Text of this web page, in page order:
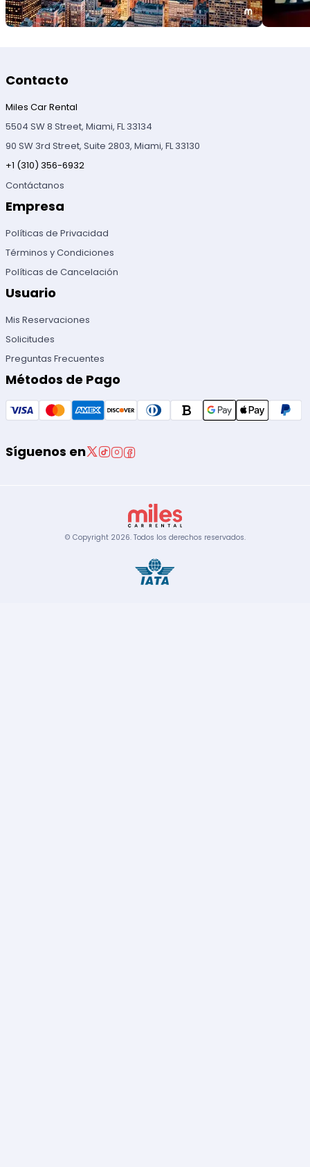
Contacto
Miles Car Rental
5504 SW 8 Street, Miami, FL 33134
90 SW 3rd Street, Suite 2803, Miami, FL 33130
+1 (310) 356-6932
Contáctanos
Empresa
Políticas de Privacidad
Términos y Condiciones
Políticas de Cancelación
Usuario
Mis Reservaciones
Solicitudes
Preguntas Frecuentes
Métodos de Pago
Síguenos en
© Copyright 2026. Todos los derechos reservados.